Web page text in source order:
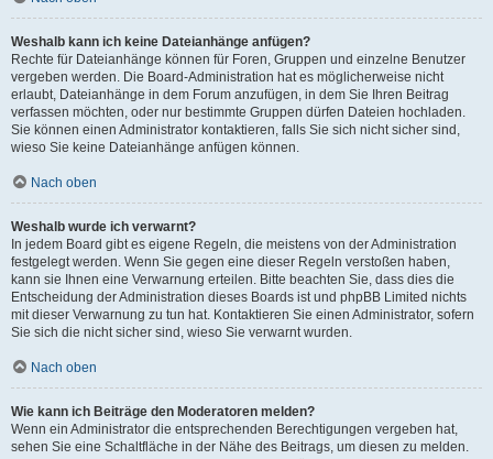
Weshalb kann ich keine Dateianhänge anfügen?
Rechte für Dateianhänge können für Foren, Gruppen und einzelne Benutzer
vergeben werden. Die Board-Administration hat es möglicherweise nicht
erlaubt, Dateianhänge in dem Forum anzufügen, in dem Sie Ihren Beitrag
verfassen möchten, oder nur bestimmte Gruppen dürfen Dateien hochladen.
Sie können einen Administrator kontaktieren, falls Sie sich nicht sicher sind,
wieso Sie keine Dateianhänge anfügen können.
Nach oben
Weshalb wurde ich verwarnt?
In jedem Board gibt es eigene Regeln, die meistens von der Administration
festgelegt werden. Wenn Sie gegen eine dieser Regeln verstoßen haben,
kann sie Ihnen eine Verwarnung erteilen. Bitte beachten Sie, dass dies die
Entscheidung der Administration dieses Boards ist und phpBB Limited nichts
mit dieser Verwarnung zu tun hat. Kontaktieren Sie einen Administrator, sofern
Sie sich die nicht sicher sind, wieso Sie verwarnt wurden.
Nach oben
Wie kann ich Beiträge den Moderatoren melden?
Wenn ein Administrator die entsprechenden Berechtigungen vergeben hat,
sehen Sie eine Schaltfläche in der Nähe des Beitrags, um diesen zu melden.